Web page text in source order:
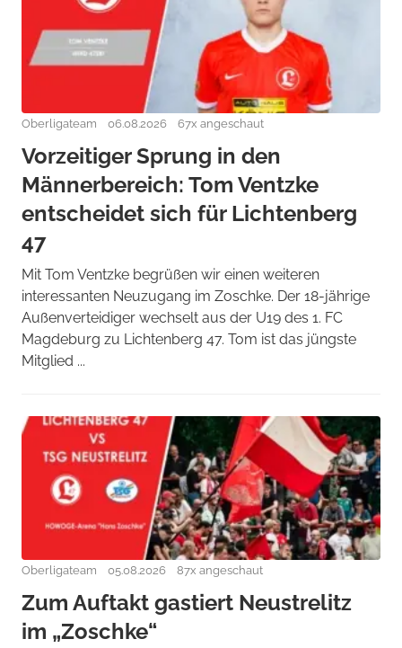
Oberligateam 06.08.2026 67x angeschaut
Vorzeitiger Sprung in den
Männerbereich: Tom Ventzke
entscheidet sich für Lichtenberg
47
Mit Tom Ventzke begrüßen wir einen weiteren
interessanten Neuzugang im Zoschke. Der 18-jährige
Außenverteidiger wechselt aus der U19 des 1. FC
Magdeburg zu Lichtenberg 47. Tom ist das jüngste
Mitglied ...
Oberligateam 05.08.2026 87x angeschaut
Zum Auftakt gastiert Neustrelitz
im „Zoschke“